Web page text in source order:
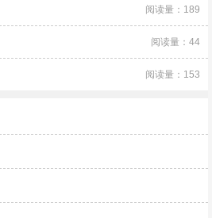
阅读量：189
阅读量：44
阅读量：153